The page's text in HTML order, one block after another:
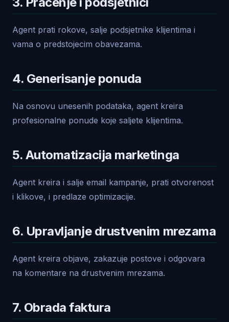
Agent prati rokove, salje podsjetnike klijentima i
vama o predstojecim obavezama.
4. Generisanje ponuda
Na osnovu unesenih podataka, agent kreira
profesionalne ponude koje saljete klijentima.
5. Automatizacija marketinga
Agent kreira i salje email kampanje, prati otvorenost
i klikove, i predlaze optimizacije.
6. Upravljanje drustvenim mrezama
Agent kreira objave, zakazuje postove i odgovara
na komentare na drustvenim mrezama.
7. Obrada faktura